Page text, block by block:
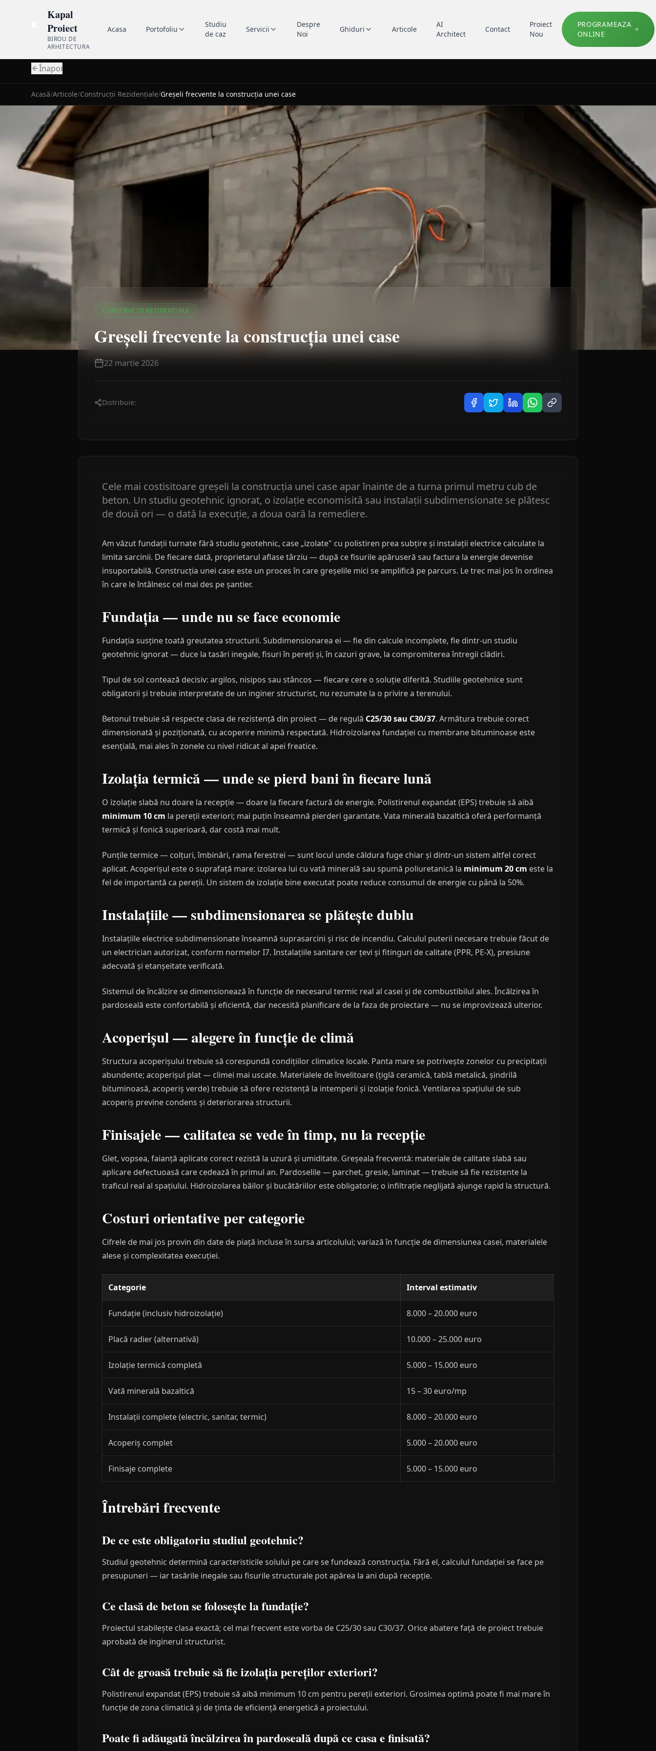
Kapal
Proiect
BIROU DE
ARHITECTURA
Acasa Portofoliu
Studiu
de caz
Servicii
Despre
Noi
Ghiduri Articole
AI
Architect
Contact
Proiect
Nou
PROGRAMEAZA
ONLINE
Înapoi
Acasă/Articole/Construcții Rezidențiale/Greșeli frecvente la construcția unei case
CONSTRUCȚII REZIDENȚIALE
Greșeli frecvente la construcția unei case
22 martie 2026
Distribuie:
Cele mai costisitoare greșeli la construcția unei case apar înainte de a turna primul metru cub de
beton. Un studiu geotehnic ignorat, o izolație economisită sau instalații subdimensionate se plătesc
de două ori — o dată la execuție, a doua oară la remediere.
Am văzut fundații turnate fără studiu geotehnic, case „izolate" cu polistiren prea subțire și instalații electrice calculate la
limita sarcinii. De fiecare dată, proprietarul aflase târziu — după ce fisurile apăruseră sau factura la energie devenise
insuportabilă. Construcția unei case este un proces în care greșelile mici se amplifică pe parcurs. Le trec mai jos în ordinea
în care le întâlnesc cel mai des pe șantier.
Fundația — unde nu se face economie
Fundația susține toată greutatea structurii. Subdimensionarea ei — fie din calcule incomplete, fie dintr-un studiu
geotehnic ignorat — duce la tasări inegale, fisuri în pereți și, în cazuri grave, la compromiterea întregii clădiri.
Tipul de sol contează decisiv: argilos, nisipos sau stâncos — fiecare cere o soluție diferită. Studiile geotehnice sunt
obligatorii și trebuie interpretate de un inginer structurist, nu rezumate la o privire a terenului.
Betonul trebuie să respecte clasa de rezistență din proiect — de regulă C25/30 sau C30/37. Armătura trebuie corect
dimensionată și poziționată, cu acoperire minimă respectată. Hidroizolarea fundației cu membrane bituminoase este
esențială, mai ales în zonele cu nivel ridicat al apei freatice.
Izolația termică — unde se pierd bani în fiecare lună
O izolație slabă nu doare la recepție — doare la fiecare factură de energie. Polistirenul expandat (EPS) trebuie să aibă
minimum 10 cm la pereții exteriori; mai puțin înseamnă pierderi garantate. Vata minerală bazaltică oferă performanță
termică și fonică superioară, dar costă mai mult.
Punțile termice — colțuri, îmbinări, rama ferestrei — sunt locul unde căldura fuge chiar și dintr-un sistem altfel corect
aplicat. Acoperișul este o suprafață mare: izolarea lui cu vată minerală sau spumă poliuretanică la minimum 20 cm este la
fel de importantă ca pereții. Un sistem de izolație bine executat poate reduce consumul de energie cu până la 50%.
Instalațiile — subdimensionarea se plătește dublu
Instalațiile electrice subdimensionate înseamnă suprasarcini și risc de incendiu. Calculul puterii necesare trebuie făcut de
un electrician autorizat, conform normelor I7. Instalațiile sanitare cer țevi și fitinguri de calitate (PPR, PE-X), presiune
adecvată și etanșeitate verificată.
Sistemul de încălzire se dimensionează în funcție de necesarul termic real al casei și de combustibilul ales. Încălzirea în
pardoseală este confortabilă și eficientă, dar necesită planificare de la faza de proiectare — nu se improvizează ulterior.
Acoperișul — alegere în funcție de climă
Structura acoperișului trebuie să corespundă condițiilor climatice locale. Panta mare se potrivește zonelor cu precipitații
abundente; acoperișul plat — climei mai uscate. Materialele de învelitoare (țiglă ceramică, tablă metalică, șindrilă
bituminoasă, acoperiș verde) trebuie să ofere rezistență la intemperii și izolație fonică. Ventilarea spațiului de sub
acoperiș previne condens și deteriorarea structurii.
Finisajele — calitatea se vede în timp, nu la recepție
Glet, vopsea, faianță aplicate corect rezistă la uzură și umiditate. Greșeala frecventă: materiale de calitate slabă sau
aplicare defectuoasă care cedează în primul an. Pardoselile — parchet, gresie, laminat — trebuie să fie rezistente la
traficul real al spațiului. Hidroizolarea băilor și bucătăriilor este obligatorie; o infiltrație neglijată ajunge rapid la structură.
Costuri orientative per categorie
Cifrele de mai jos provin din date de piață incluse în sursa articolului; variază în funcție de dimensiunea casei, materialele
alese și complexitatea execuției.
Categorie Interval estimativ
Fundație (inclusiv hidroizolație) 8.000 – 20.000 euro
Placă radier (alternativă) 10.000 – 25.000 euro
Izolație termică completă 5.000 – 15.000 euro
Vată minerală bazaltică 15 – 30 euro/mp
Instalații complete (electric, sanitar, termic) 8.000 – 20.000 euro
Acoperiș complet 5.000 – 20.000 euro
Finisaje complete 5.000 – 15.000 euro
Întrebări frecvente
De ce este obligatoriu studiul geotehnic?
Studiul geotehnic determină caracteristicile solului pe care se fundează construcția. Fără el, calculul fundației se face pe
presupuneri — iar tasările inegale sau fisurile structurale pot apărea la ani după recepție.
Ce clasă de beton se folosește la fundație?
Proiectul stabilește clasa exactă; cel mai frecvent este vorba de C25/30 sau C30/37. Orice abatere față de proiect trebuie
aprobată de inginerul structurist.
Cât de groasă trebuie să fie izolația pereților exteriori?
Polistirenul expandat (EPS) trebuie să aibă minimum 10 cm pentru pereții exteriori. Grosimea optimă poate fi mai mare în
funcție de zona climatică și de ținta de eficiență energetică a proiectului.
Poate fi adăugată încălzirea în pardoseală după ce casa e finisată?